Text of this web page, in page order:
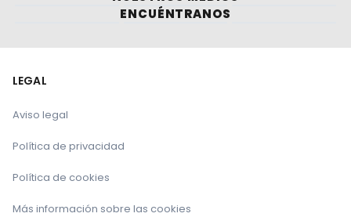
ENCUÉNTRANOS
LEGAL
Aviso legal
Política de privacidad
Política de cookies
Más información sobre las cookies